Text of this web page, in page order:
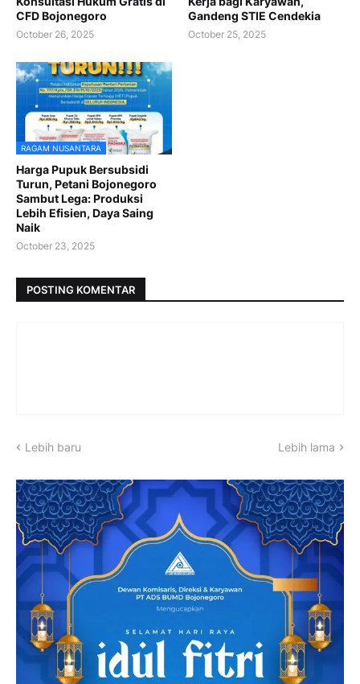
CFD Bojonegoro
October 26, 2025
Gandeng STIE Cendekia
October 25, 2025
RAGAM NUSANTARA
Harga Pupuk Bersubsidi
Turun, Petani Bojonegoro
Sambut Lega: Produksi
Lebih Efisien, Daya Saing
Naik
October 23, 2025
POSTING KOMENTAR
Lebih baru Lebih lama